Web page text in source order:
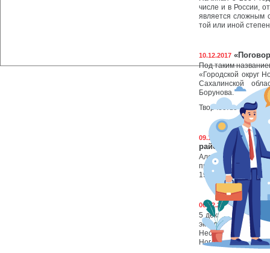
числе и в России,
является сложным
той или иной
10.12.2017
Под таким
«Городской округ
Сахалинской
Борунова.
Творчество
09.12.2017
9
района Алексею
Алексей
проживающих ныне
1933 года Алексей
06.12.201742 семьи
5 декабря в
эксплуатацию 42-
Несмотря на 30-
Ногликского